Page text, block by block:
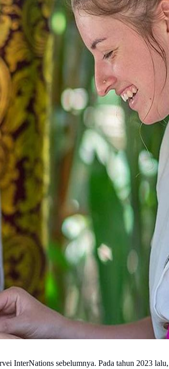
InterNations sebelumnya. Pada tahun 2023